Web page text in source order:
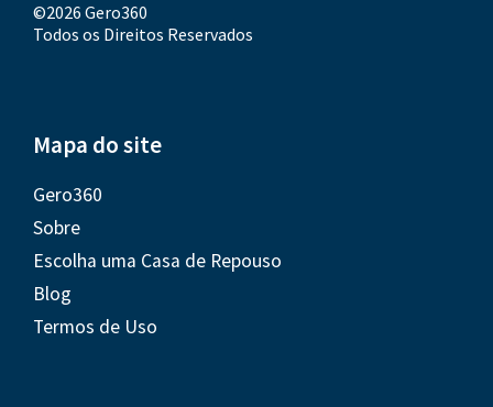
©2026 Gero360
Todos os Direitos Reservados
Mapa do site
Gero360
Sobre
Escolha uma Casa de Repouso
Blog
Termos de Uso